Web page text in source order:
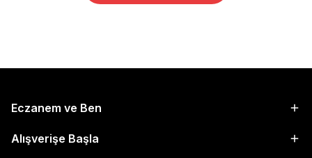
Eczanem ve Ben
Alışverişe Başla